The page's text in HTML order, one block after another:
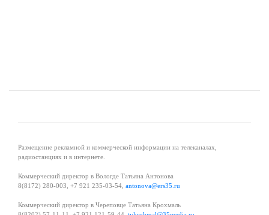
Размещение рекламной и коммерческой информации на телеканалах,
радиостанциях и в интернете.
Коммерческий директор в Вологде Татьяна Антонова
8(8172) 280-003, +7 921 235-03-54, antonova@ers35.ru
Коммерческий директор в Череповце Татьяна Крохмаль